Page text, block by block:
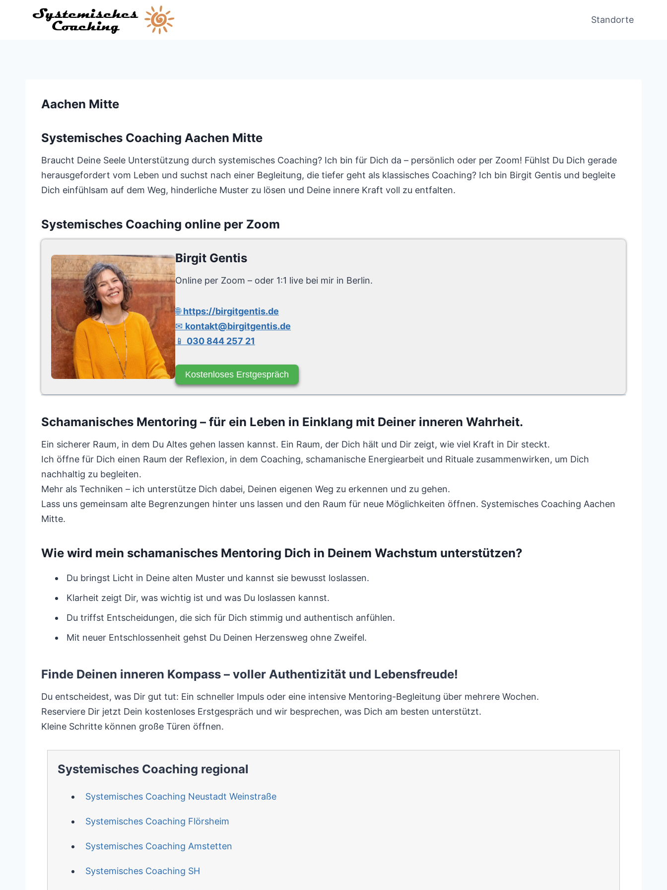
Standorte
Aachen Mitte
Systemisches Coaching Aachen Mitte
Braucht Deine Seele Unterstützung durch systemisches Coaching? Ich bin für Dich da – persönlich oder per Zoom! Fühlst Du Dich gerade
herausgefordert vom Leben und suchst nach einer Begleitung, die tiefer geht als klassisches Coaching? Ich bin Birgit Gentis und begleite
Dich einfühlsam auf dem Weg, hinderliche Muster zu lösen und Deine innere Kraft voll zu entfalten.
Systemisches Coaching online per Zoom
Birgit Gentis
Online per Zoom – oder 1:1 live bei mir in Berlin.
🌐https://birgitgentis.de
✉ kontakt@birgitgentis.de
📱 030 844 257 21
Kostenloses Erstgespräch
Schamanisches Mentoring – für ein Leben in Einklang mit Deiner inneren Wahrheit.
Ein sicherer Raum, in dem Du Altes gehen lassen kannst. Ein Raum, der Dich hält und Dir zeigt, wie viel Kraft in Dir steckt.
Ich öffne für Dich einen Raum der Reflexion, in dem Coaching, schamanische Energiearbeit und Rituale zusammenwirken, um Dich
nachhaltig zu begleiten.
Mehr als Techniken – ich unterstütze Dich dabei, Deinen eigenen Weg zu erkennen und zu gehen.
Lass uns gemeinsam alte Begrenzungen hinter uns lassen und den Raum für neue Möglichkeiten öffnen. Systemisches Coaching Aachen
Mitte.
Wie wird mein schamanisches Mentoring Dich in Deinem Wachstum unterstützen?
Du bringst Licht in Deine alten Muster und kannst sie bewusst loslassen.
Klarheit zeigt Dir, was wichtig ist und was Du loslassen kannst.
Du triffst Entscheidungen, die sich für Dich stimmig und authentisch anfühlen.
Mit neuer Entschlossenheit gehst Du Deinen Herzensweg ohne Zweifel.
Finde Deinen inneren Kompass – voller Authentizität und Lebensfreude!
Du entscheidest, was Dir gut tut: Ein schneller Impuls oder eine intensive Mentoring-Begleitung über mehrere Wochen.
Reserviere Dir jetzt Dein kostenloses Erstgespräch und wir besprechen, was Dich am besten unterstützt.
Kleine Schritte können große Türen öffnen.
Systemisches Coaching regional
Systemisches Coaching Neustadt Weinstraße
Systemisches Coaching Flörsheim
Systemisches Coaching Amstetten
Systemisches Coaching SH